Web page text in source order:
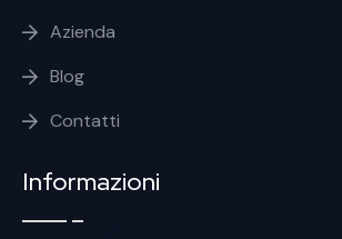
Azienda
Blog
Contatti
Informazioni